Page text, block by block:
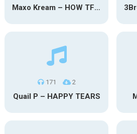
Maxo Kream – HOW TF I’M LUCKY
171 2
Quail P – HAPPY TEARS